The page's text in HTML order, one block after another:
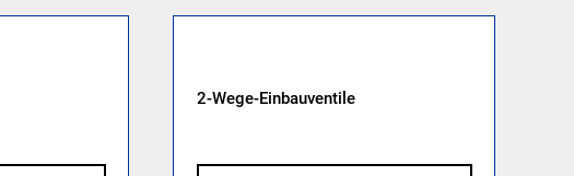
2-Wege-Einbauventile